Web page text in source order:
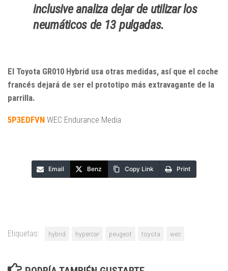
inclusive analiza dejar de utilizar los
neumáticos de 13 pulgadas.
El Toyota GR010 Hybrid usa otras medidas, así que el coche
francés dejará de ser el prototipo más extravagante de la
parrilla.
5P3EDFVN WEC Endurance Media
Email Benz Copy Link Print
Etiquetas: hybrid hypercar peugeot toyota wec